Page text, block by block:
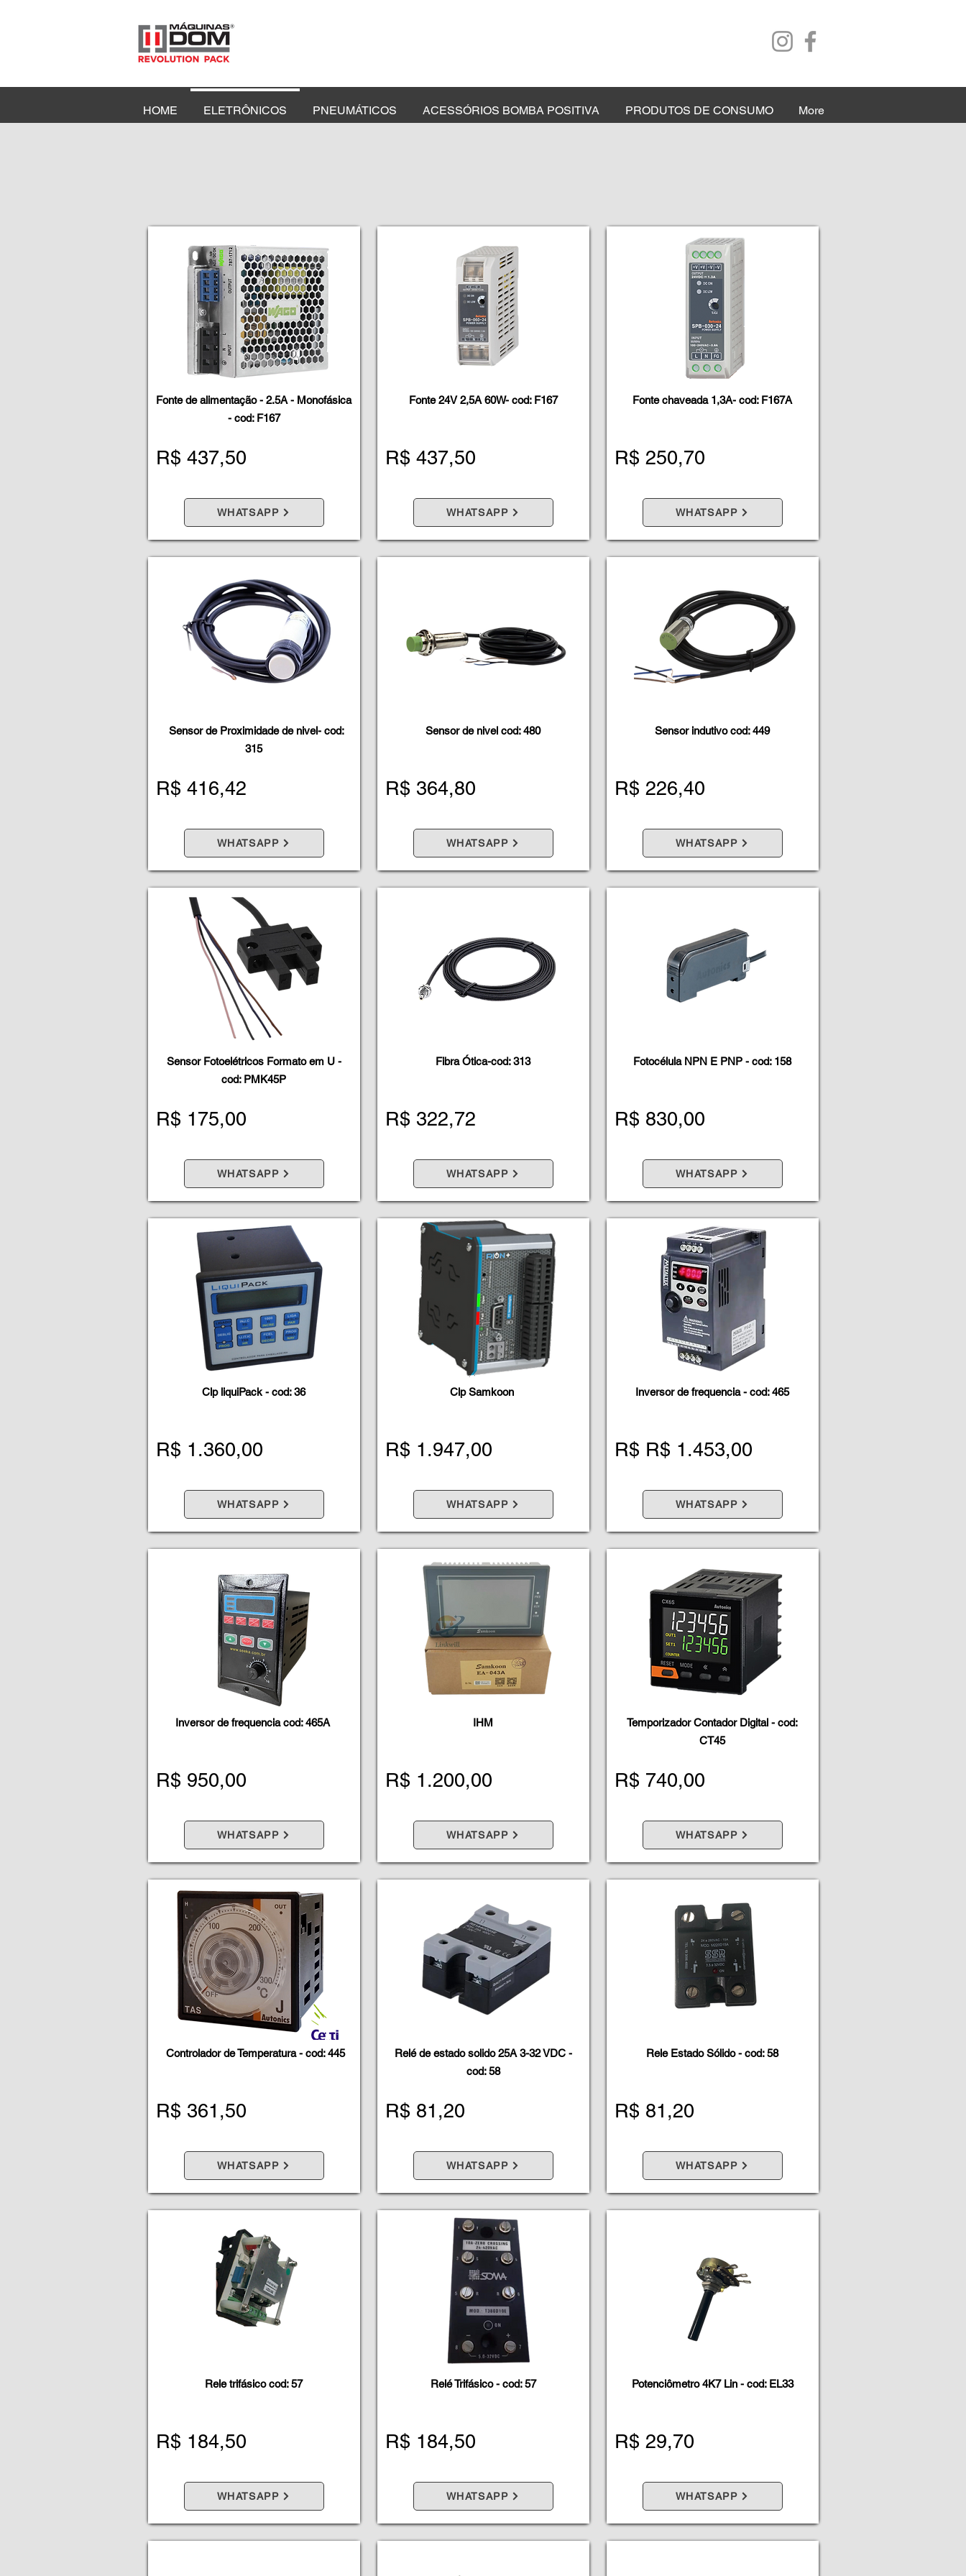
HOME ELETRÔNICOS PNEUMÁTICOS ACESSÓRIOS BOMBA POSITIVA PRODUTOS DE CONSUMO More
Fonte de alimentação - 2.5A - Monofásica
- cod: F167
R$ 437,50
WHATSAPP
Sensor de Proximidade de nivel- cod:
315
R$ 416,42
WHATSAPP
Sensor Fotoelétricos Formato em U -
cod: PMK45P
R$ 175,00
WHATSAPP
Clp liquiPack - cod: 36
R$ 1.360,00
WHATSAPP
Inversor de frequencia cod: 465A
R$ 950,00
WHATSAPP
Controlador de Temperatura - cod: 445
R$ 361,50
WHATSAPP
Rele trifásico cod: 57
R$ 184,50
WHATSAPP
Fonte 24V 2,5A 60W- cod: F167
R$ 437,50
WHATSAPP
Sensor de nivel cod: 480
R$ 364,80
WHATSAPP
Fibra Ótica-cod: 313
R$ 322,72
WHATSAPP
Clp Samkoon
R$ 1.947,00
WHATSAPP
IHM
R$ 1.200,00
WHATSAPP
Relé de estado solido 25A 3-32 VDC -
cod: 58
R$ 81,20
WHATSAPP
Relé Trifásico - cod: 57
R$ 184,50
WHATSAPP
Fonte chaveada 1,3A- cod: F167A
R$ 250,70
WHATSAPP
Sensor indutivo cod: 449
R$ 226,40
WHATSAPP
Fotocélula NPN E PNP - cod: 158
R$ 830,00
WHATSAPP
Inversor de frequencia - cod: 465
R$ R$ 1.453,00
WHATSAPP
Temporizador Contador Digital - cod:
CT45
R$ 740,00
WHATSAPP
Rele Estado Sólido - cod: 58
R$ 81,20
WHATSAPP
Potenciômetro 4K7 Lin - cod: EL33
R$ 29,70
WHATSAPP